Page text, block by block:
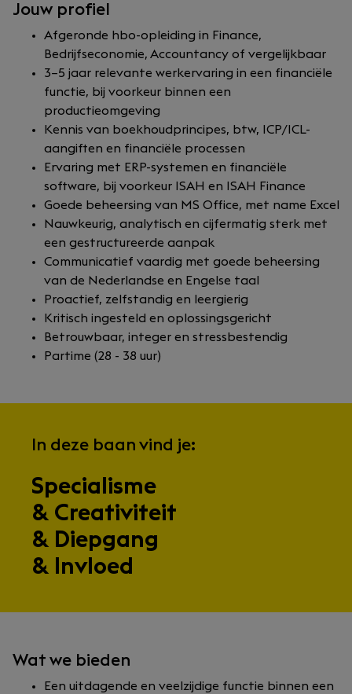
Jouw profiel
Afgeronde hbo-opleiding in Finance,
Bedrijfseconomie, Accountancy of vergelijkbaar
3–5 jaar relevante werkervaring in een financiële
functie, bij voorkeur binnen een
productieomgeving
Kennis van boekhoudprincipes, btw, ICP/ICL-
aangiften en financiële processen
Ervaring met ERP-systemen en financiële
software, bij voorkeur ISAH en ISAH Finance
Goede beheersing van MS Office, met name Excel
Nauwkeurig, analytisch en cijfermatig sterk met
een gestructureerde aanpak
Communicatief vaardig met goede beheersing
van de Nederlandse en Engelse taal
Proactief, zelfstandig en leergierig
Kritisch ingesteld en oplossingsgericht
Betrouwbaar, integer en stressbestendig
Partime (28 - 38 uur)
In deze baan vind je:
Specialisme
& Creativiteit
& Diepgang
& Invloed
Wat we bieden
Een uitdagende en veelzijdige functie binnen een